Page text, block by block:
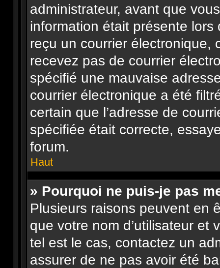
administrateur, avant que
information était présente
reçu un courrier électronique,
recevez pas de courrier
spécifié une mauvaise
courrier électronique a été
certain que l’adresse de
spécifiée était correcte,
forum.
Haut
» Pourquoi ne puis-je pas
Plusieurs raisons peuvent en
que votre nom d’utilisateur et
tel est le cas, contactez un
assurer de ne pas avoir été